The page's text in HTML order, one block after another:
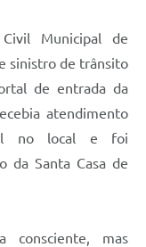
Municipal de
sinistro de trânsito
de entrada da
atendimento
no local e foi
da Santa Casa de
consciente, mas